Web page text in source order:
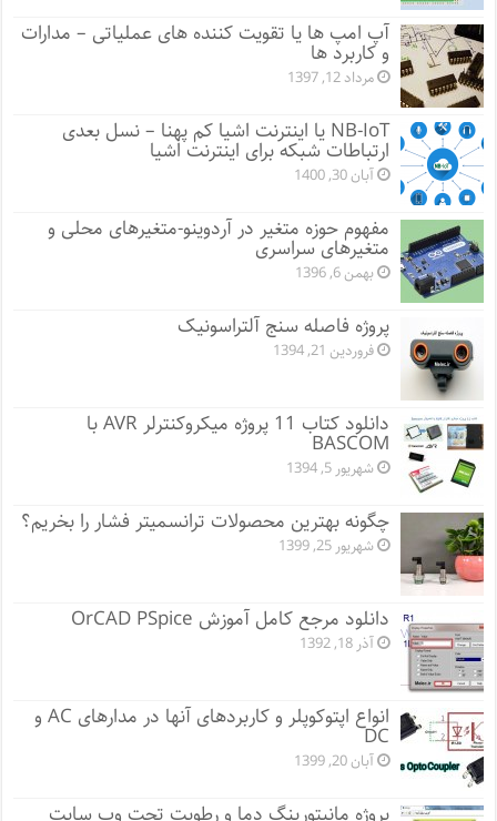
آپ امپ ها یا تقویت کننده های عملیاتی – مدارات
و کاربرد ها
مرداد 12, 1397
NB-IoT یا اینترنت اشیا کم پهنا – نسل بعدی
ارتباطات شبکه برای اینترنت اشیا
آبان 30, 1400
مفهوم حوزه متغیر در آردوینو-متغیرهای محلی و
متغیرهای سراسری
بهمن 6, 1396
پروژه فاصله سنج آلتراسونیک
فروردین 21, 1394
دانلود کتاب 11 پروژه میکروکنترلر AVR با
BASCOM
شهریور 5, 1394
چگونه بهترین محصولات ترانسمیتر فشار را بخریم؟
شهریور 25, 1399
دانلود مرجع کامل آموزش OrCAD PSpice
آذر 18, 1392
انواع اپتوکوپلر و کاربردهای آنها در مدارهای AC و
DC
آبان 20, 1399